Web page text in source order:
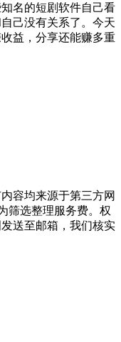
名的短剧软件自己看
己没有关系了。今天
益，分享还能赚多重
容均来源于第三方网
筛选整理服务费。权
送至邮箱，我们核实